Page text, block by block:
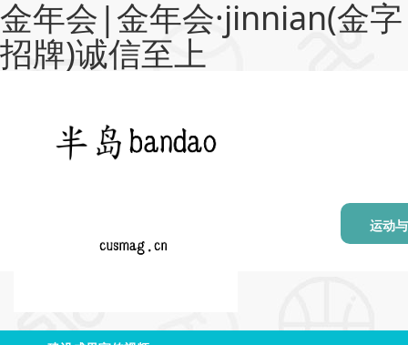
金年会|金年会·jinnian(金字
招牌)诚信至上
运动